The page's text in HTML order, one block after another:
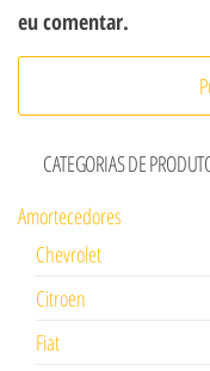
eu comentar.
CATEGORIAS DE
Amortecedores
Chevrolet
Citroen
Fiat